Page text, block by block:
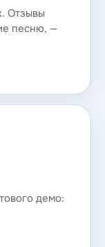
Отзывы
песню, —
демо: